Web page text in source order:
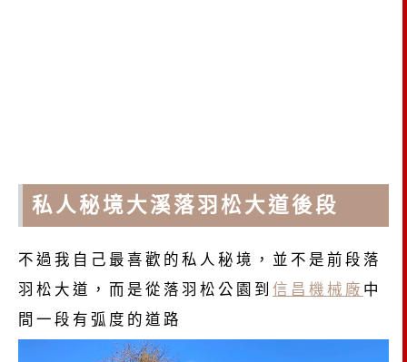
私人秘境大溪落羽松大道後段
不過我自己最喜歡的私人秘境，並不是前段落
羽松大道，而是從落羽松公園到 信昌機械廠 中
間一段有弧度的道路